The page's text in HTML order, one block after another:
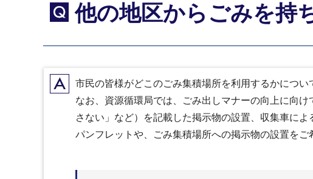
Q 他の地区からごみを持
A市民の皆様がどこのごみ集積場所を利用するかにつ
なお、資源循環局では、ごみ出しマナーの向上に向
さない」など）を記載した掲示物の設置、収集車によ
パンフレットや、ごみ集積場所への掲示物の設置を